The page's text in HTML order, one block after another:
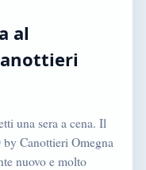
al
una sera a cena. Il
Canottieri Omegna
nuovo e molto